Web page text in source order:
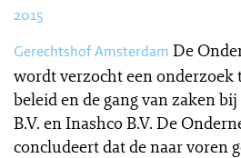
2015
Gerechtshof Amsterdam De
wordt verzocht een onderzoek
beleid en de gang van zaken
B.V. en Inashco B.V. De
concludeert dat de naar voren